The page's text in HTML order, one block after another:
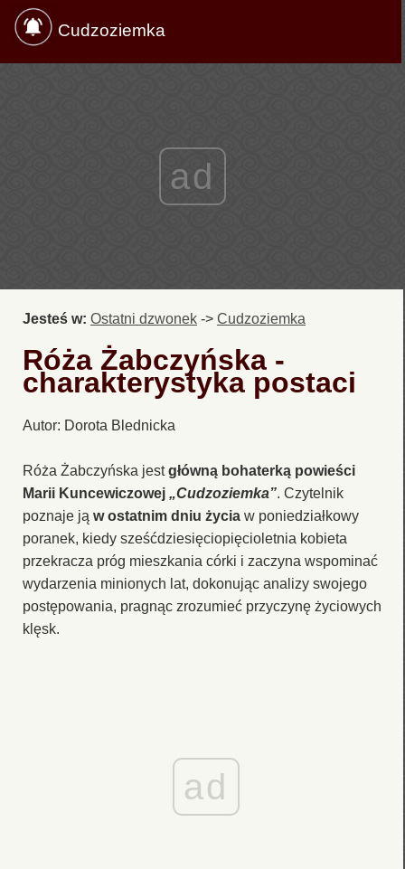
Cudzoziemka
ad
Jesteś w: Ostatni dzwonek -> Cudzoziemka
Róża Żabczyńska -
charakterystyka postaci
Autor: Dorota Blednicka
Róża Żabczyńska jestgłówną bohaterką powieści
Marii Kuncewiczowej „Cudzoziemka”. Czytelnik
poznaje ją w ostatnim dniu życia w poniedziałkowy
poranek, kiedy sześćdziesięciopięcioletnia kobieta
przekracza próg mieszkania córki i zaczyna wspominać
wydarzenia minionych lat, dokonując analizy swojego
postępowania, pragnąc zrozumieć przyczynę życiowych
klęsk.
ad